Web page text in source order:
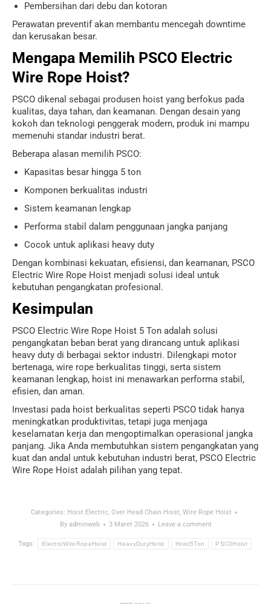
Pembersihan dari debu dan kotoran
Perawatan preventif akan membantu mencegah downtime
dan kerusakan besar.
Mengapa Memilih PSCO Electric
Wire Rope Hoist?
PSCO dikenal sebagai produsen hoist yang berfokus pada
kualitas, daya tahan, dan keamanan. Dengan desain yang
kokoh dan teknologi penggerak modern, produk ini mampu
memenuhi standar industri berat.
Beberapa alasan memilih PSCO:
Kapasitas besar hingga 5 ton
Komponen berkualitas industri
Sistem keamanan lengkap
Performa stabil dalam penggunaan jangka panjang
Cocok untuk aplikasi heavy duty
Dengan kombinasi kekuatan, efisiensi, dan keamanan, PSCO
Electric Wire Rope Hoist menjadi solusi ideal untuk
kebutuhan pengangkatan profesional.
Kesimpulan
PSCO Electric Wire Rope Hoist 5 Ton adalah solusi
pengangkatan beban berat yang dirancang untuk aplikasi
heavy duty di berbagai sektor industri. Dilengkapi motor
bertenaga, wire rope berkualitas tinggi, serta sistem
keamanan lengkap, hoist ini menawarkan performa stabil,
efisien, dan aman.
Investasi pada hoist berkualitas seperti PSCO tidak hanya
meningkatkan produktivitas, tetapi juga menjaga
keselamatan kerja dan mengoptimalkan operasional jangka
panjang. Jika Anda membutuhkan sistem pengangkatan yang
kuat dan andal untuk kebutuhan industri berat, PSCO Electric
Wire Rope Hoist adalah pilihan yang tepat.
Categories: Hoist Electric, Over Head Chain Hoist, Wire Rope Hoist
By adminweb 3 Maret 2026 Leave a comment
Tags: ElectricWireRopeHoist HeavyDutyHoist Hoist5Ton PSC0Hoist